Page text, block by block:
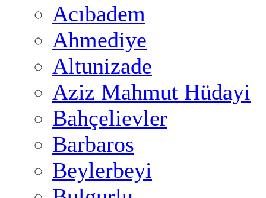
Acıbadem
Ahmediye
Altunizade
Aziz Mahmut Hüdayi
Bahçelievler
Barbaros
Beylerbeyi